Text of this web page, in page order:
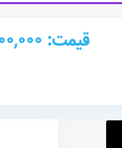
قیمت: 35,000,000,000 تومان